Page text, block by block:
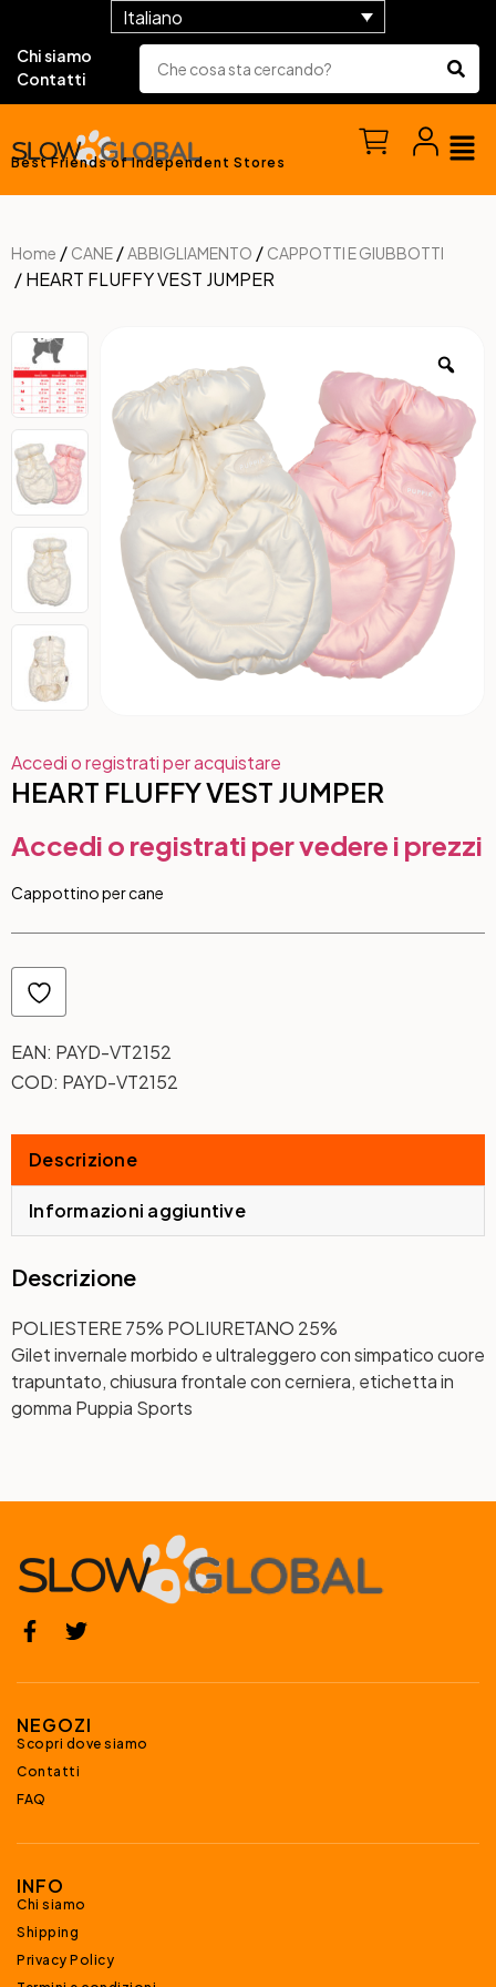
Italiano
Chi siamo
Contatti
Best Friends of Independent Stores
Home / CANE /ABBIGLIAMENTO / CAPPOTTI E GIUBBOTTI
/ HEART FLUFFY VEST JUMPER
Accedi o registrati per acquistare
HEART FLUFFY VEST JUMPER
Accedi o registrati per vedere i prezzi
Cappottino per cane
EAN: PAYD-VT2152
COD: PAYD-VT2152
Descrizione
Informazioni aggiuntive
Descrizione
POLIESTERE 75% POLIURETANO 25%
Gilet invernale morbido e ultraleggero con simpatico cuore
trapuntato, chiusura frontale con cerniera, etichetta in
gomma Puppia Sports
NEGOZI
Scopri dove siamo
Contatti
FAQ
INFO
Chi siamo
Shipping
Privacy Policy